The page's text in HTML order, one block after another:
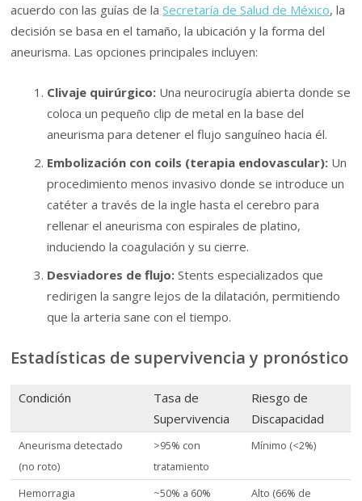
acuerdo con las guías de laSecretaría de Salud de México, la
decisión se basa en el tamaño, la ubicación y la forma del
aneurisma. Las opciones principales incluyen:
Clivaje quirúrgico: Una neurocirugía abierta donde se
coloca un pequeño clip de metal en la base del
aneurisma para detener el flujo sanguíneo hacia él.
Embolización con coils (terapia endovascular): Un
procedimiento menos invasivo donde se introduce un
catéter a través de la ingle hasta el cerebro para
rellenar el aneurisma con espirales de platino,
induciendo la coagulación y su cierre.
Desviadores de flujo: Stents especializados que
redirigen la sangre lejos de la dilatación, permitiendo
que la arteria sane con el tiempo.
Estadísticas de supervivencia y pronóstico
Condición
Tasa de
Supervivencia
Riesgo de
Discapacidad
Aneurisma detectado
(no roto)
>95% con
tratamiento
Mínimo (<2%)
Hemorragia
~50% a 60%
Alto (66% de